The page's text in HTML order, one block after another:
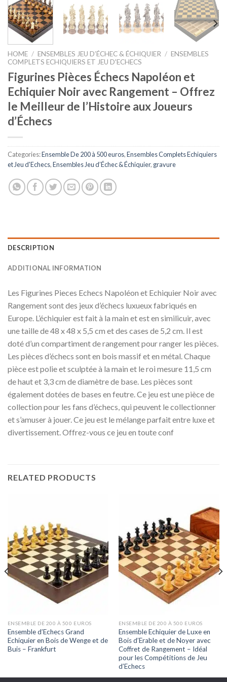
HOME / ENSEMBLES JEU D’ÉCHEC & ÉCHIQUIER / ENSEMBLES
COMPLETS ECHIQUIERS ET JEU D'ECHECS
Figurines Pièces Échecs Napoléon et
Echiquier Noir avec Rangement – Offrez
le Meilleur de l’Histoire aux Joueurs
d’Échecs
Categories:Ensemble De 200 à 500 euros,Ensembles Complets Echiquiers
et Jeu d'Echecs,Ensembles Jeu d’Échec & Échiquier, gravure
DESCRIPTION
ADDITIONAL INFORMATION
Les Figurines Pieces Echecs Napoléon et Echiquier Noir avec
Rangement sont des jeux d’échecs luxueux fabriqués en
Europe. L’échiquier est fait à la main et est en similicuir, avec
une taille de 48 x 48 x 5,5 cm et des cases de 5,2 cm. Il est
doté d’un compartiment de rangement pour ranger les pièces.
Les pièces d’échecs sont en bois massif et en métal. Chaque
pièce est polie et sculptée à la main et le roi mesure 11,5 cm
de haut et 3,3 cm de diamètre de base. Les pièces sont
également dotées de bases en feutre. Ce jeu est une pièce de
collection pour les fans d’échecs, qui peuvent le collectionner
et s’amuser à jouer. Ce jeu est le mélange parfait entre luxe et
divertissement. Offrez-vous ce jeu en toute conf
RELATED PRODUCTS
ENSEMBLE DE 200 À 500 EUROS
Ensemble d’Echecs Grand
Echiquier en Bois de Wenge et de
Buis – Frankfurt
ENSEMBLE DE 200 À 500 EUROS
Ensemble Echiquier de Luxe en
Bois d’Erable et de Noyer avec
Coffret de Rangement – Idéal
pour les Compétitions de Jeu
d’Echecs